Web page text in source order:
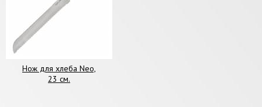
Нож для хлеба Neo,
23 см.